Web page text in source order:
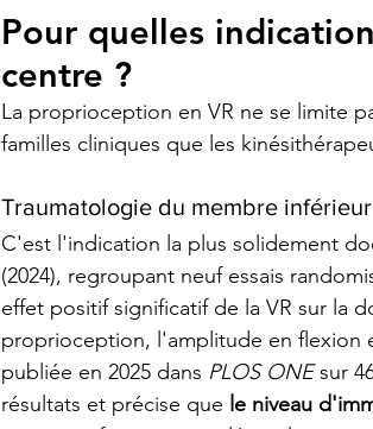
Pour quelles
centre ?
La proprioception en VR ne se limite
familles cliniques que les
Traumatologie du membre inférieur
C'est l'indication la plus solidement
(2024), regroupant neuf essais
effet positif significatif de la VR sur la
proprioception, l'amplitude en flexion
publiée en 2025 dans PLOS ONE sur
résultats et précise que le niveau